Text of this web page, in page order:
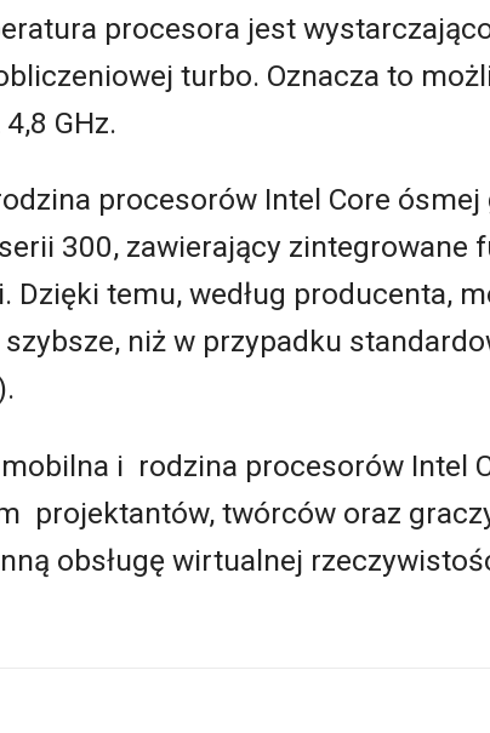
procesora jest
turbo. Oznacza to
GHz.
procesorów Intel Core ósmej
300, zawierający zintegrowane
temu, według producenta,
niż w przypadku
i rodzina procesorów Intel
projektantów, twórców oraz
obsługę wirtualnej